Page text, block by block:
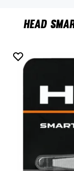
Head